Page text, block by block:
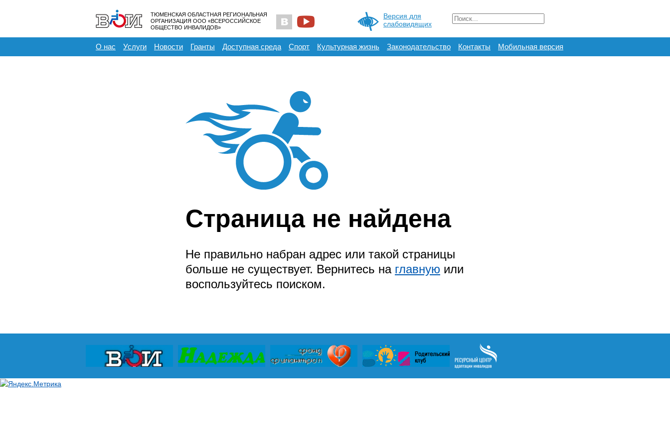
ТЮМЕНСКАЯ ОБЛАСТНАЯ РЕГИОНАЛЬНАЯ
ОРГАНИЗАЦИЯ ООО «ВСЕРОССИЙСКОЕ
ОБЩЕСТВО ИНВАЛИДОВ»
Версия для
слабовидящих
О нас Услуги Новости Гранты Доступная среда Спорт Культурная жизнь Законодательство Контакты Мобильная версия
Страница не найдена
Не правильно набран адрес или такой страницы
больше не существует. Вернитесь на главную или
воспользуйтесь поиском.